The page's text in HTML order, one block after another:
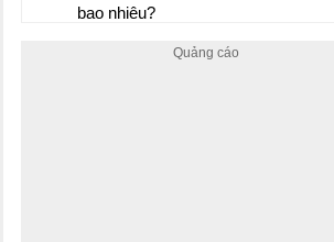
khỏi bàn?
bao nhiêu?